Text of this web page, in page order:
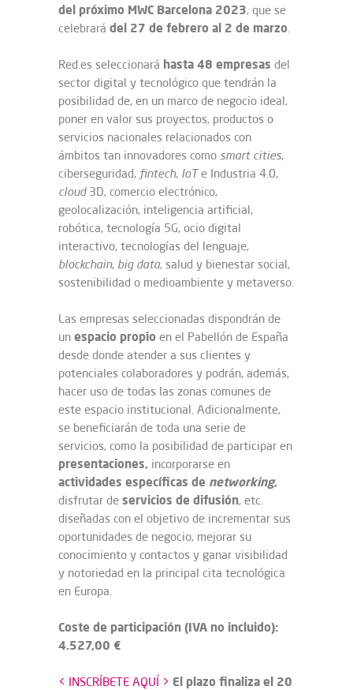
del próximo MWC Barcelona 2023, que se
celebrará del 27 de febrero al 2 de marzo.
Red.es seleccionará hasta 48 empresas del
sector digital y tecnológico que tendrán la
posibilidad de, en un marco de negocio ideal,
poner en valor sus proyectos, productos o
servicios nacionales relacionados con
ámbitos tan innovadores como smart cities,
ciberseguridad, fintech, IoTe Industria 4.0,
cloud 3D, comercio electrónico,
geolocalización, inteligencia artificial,
robótica, tecnología 5G, ocio digital
interactivo, tecnologías del lenguaje,
blockchain, big data, salud y bienestar social,
sostenibilidad o medioambiente y metaverso.
Las empresas seleccionadas dispondrán de
un espacio propio en el Pabellón de España
desde donde atender a sus clientes y
potenciales colaboradores y podrán, además,
hacer uso de todas las zonas comunes de
este espacio institucional. Adicionalmente,
se beneficiarán de toda una serie de
servicios, como la posibilidad de participar en
presentaciones, incorporarse en
actividades específicas de networking,
disfrutar de servicios de difusión, etc.
diseñadas con el objetivo de incrementar sus
oportunidades de negocio, mejorar su
conocimiento y contactos y ganar visibilidad
y notoriedad en la principal cita tecnológica
en Europa.
Coste de participación (IVA no incluido):
4.527,00 €
< INSCRÍBETE AQUÍ > El plazo finaliza el 20